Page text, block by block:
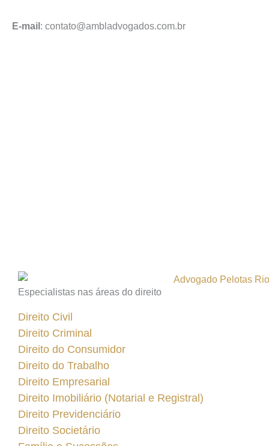
E-mail : contato@ambladvogados.com.br
Especialistas nas áreas do direito
Direito Civil
Direito Criminal
Direito do Consumidor
Direito do Trabalho
Direito Empresarial
Direito Imobiliário (Notarial e Registral)
Direito Previdenciário
Direito Societário